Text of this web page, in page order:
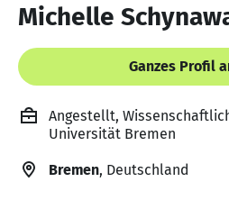
Michelle
Ganzes Profil
Angestellt,
Universität Bremen
Bremen, Deutschland